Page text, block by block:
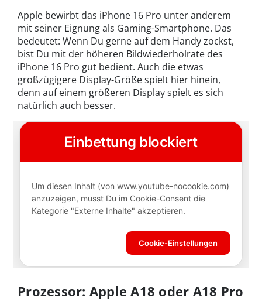
Apple bewirbt das iPhone 16 Pro unter anderem
mit seiner Eignung als Gaming-Smartphone. Das
bedeutet: Wenn Du gerne auf dem Handy zockst,
bist Du mit der höheren Bildwiederholrate des
iPhone 16 Pro gut bedient. Auch die etwas
großzügigere Display-Größe spielt hier hinein,
denn auf einem größeren Display spielt es sich
natürlich auch besser.
Prozessor: Apple A18 oder A18 Pro